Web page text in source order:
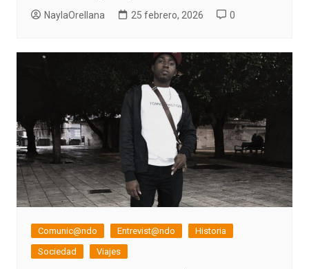
NaylaOrellana 25 febrero, 2026 0
Comunic@ndo Entrevist@ndo
Historia
Sociedad
Viajes